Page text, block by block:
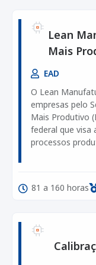
Lean
Mais
EAD
O Lean
empresas pelo
Mais Produtivo
federal que visa
processos
81 a 160 horas